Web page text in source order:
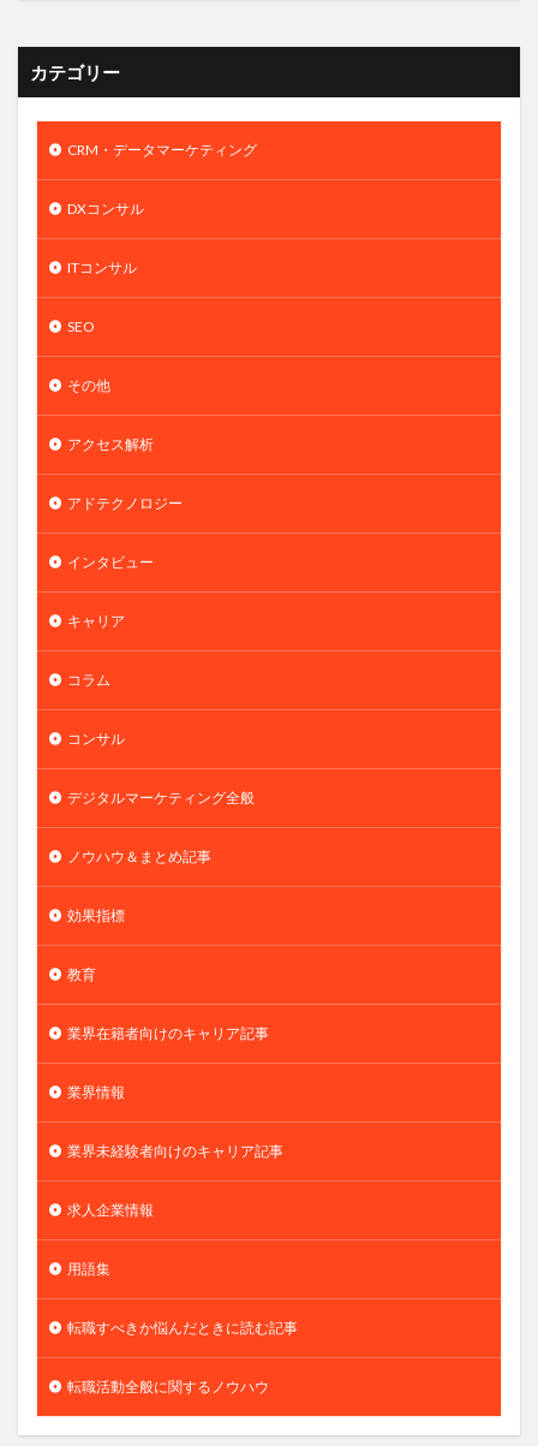
カテゴリー
CRM・データマーケティング
DXコンサル
ITコンサル
SEO
その他
アクセス解析
アドテクノロジー
インタビュー
キャリア
コラム
コンサル
デジタルマーケティング全般
ノウハウ＆まとめ記事
効果指標
教育
業界在籍者向けのキャリア記事
業界情報
業界未経験者向けのキャリア記事
求人企業情報
用語集
転職すべきか悩んだときに読む記事
転職活動全般に関するノウハウ